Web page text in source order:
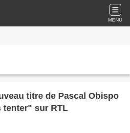
MENU
titre de Pascal Obispo
tenter" sur RTL